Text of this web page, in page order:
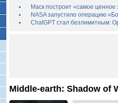
Маск построит «самое
NASA запустило операцию
ChatGPT стал безлимитным:
Middle-earth: Shadow of